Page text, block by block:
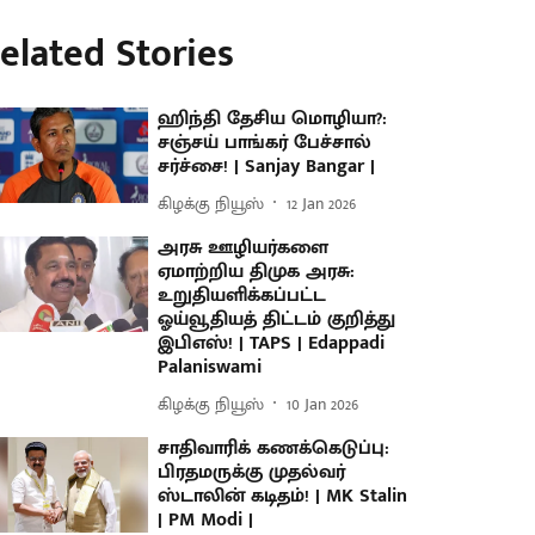
Stories
ஹிந்தி தேசிய மொழியா?:
சஞ்சய் பாங்கர் பேச்சால்
சர்ச்சை! | Sanjay Bangar |
கிழக்கு நியூஸ் 12 Jan 2026
அரசு ஊழியர்களை
ஏமாற்றிய திமுக அரசு:
உறுதியளிக்கப்பட்ட
ஓய்வூதியத் திட்டம் குறித்து
இபிஎஸ்! | TAPS | Edappadi
Palaniswami
கிழக்கு நியூஸ் 10 Jan 2026
சாதிவாரிக் கணக்கெடுப்பு:
பிரதமருக்கு முதல்வர்
ஸ்டாலின் கடிதம்! | MK Stalin
| PM Modi |